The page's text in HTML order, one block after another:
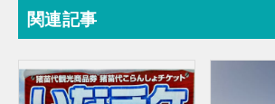
関連記事